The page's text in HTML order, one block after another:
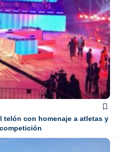
telón con homenaje a atletas y